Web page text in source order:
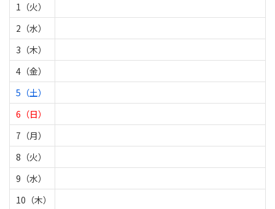
1（火）
2（水）
3（木）
4（金）
5（土）
6（日）
7（月）
8（火）
9（水）
10（木）